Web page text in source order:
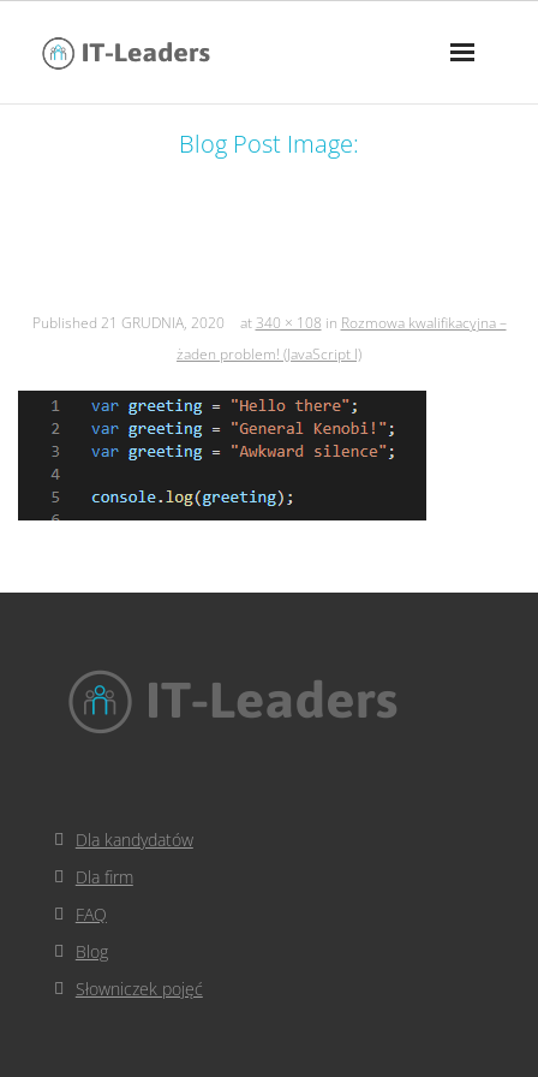
Blog Post Image:
Published 21 GRUDNIA, 2020 at340 × 108 in Rozmowa kwalifikacyjna –
żaden problem! (JavaScript I)
Dla kandydatów
Dla firm
FAQ
Blog
Słowniczek pojęć